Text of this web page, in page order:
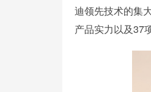
迪领先技术的集
产品实力以及37